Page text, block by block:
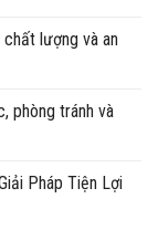
lượng và an
phòng tránh và
Pháp Tiện Lợi